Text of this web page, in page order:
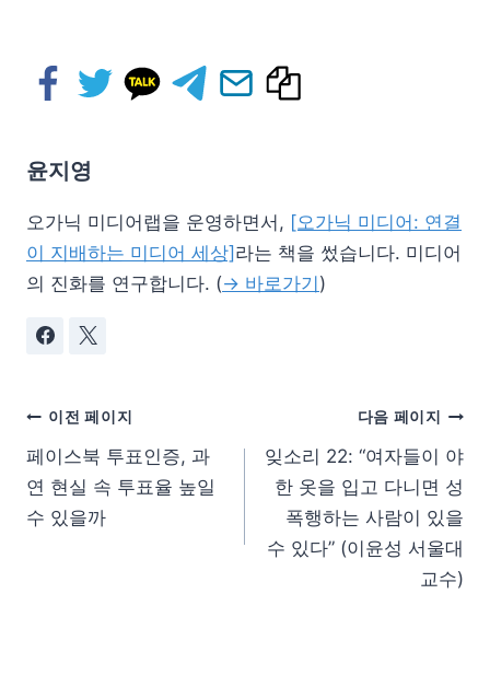
윤지영
오가닉 미디어랩을 운영하면서, [오가닉 미디어: 연결
이 지배하는 미디어 세상]라는 책을 썼습니다. 미디어
의 진화를 연구합니다. (→ 바로가기)
이전 페이지
페이스북 투표인증, 과
연 현실 속 투표율 높일
수 있을까
다음 페이지
잊소리 22: “여자들이 야
한 옷을 입고 다니면 성
폭행하는 사람이 있을
수 있다” (이윤성 서울대
교수)